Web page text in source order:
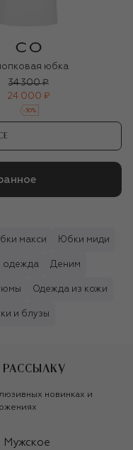
юбка
34 300 ₽
24 000 ₽
-30%
макси Юбки миди
одежда Деним
Одежда из кожи
и блузы
новинках и
Мужское